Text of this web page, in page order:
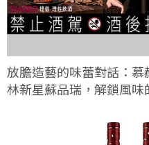
放膽造藝的味蕾對話：
林新星蘇品瑞，解鎖風味